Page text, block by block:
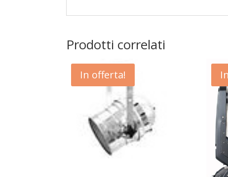
Prodotti correlati
In offerta!